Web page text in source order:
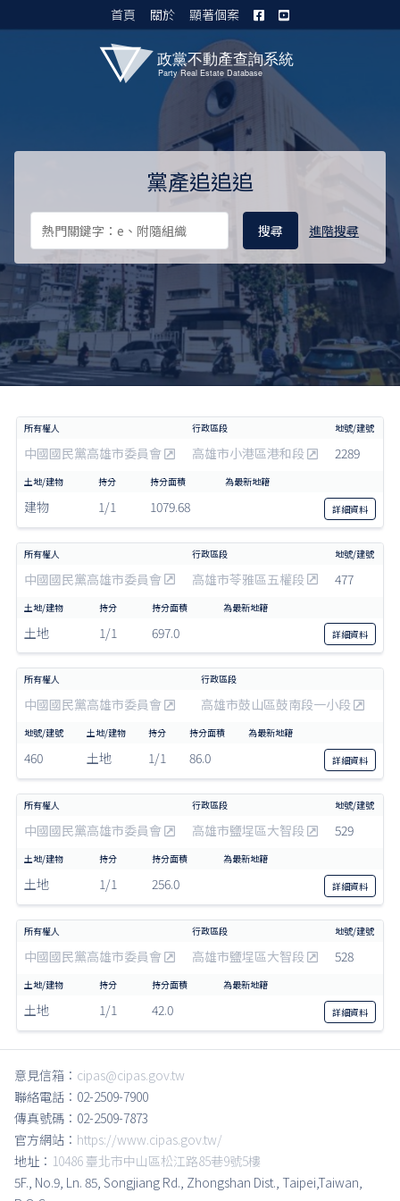
首頁 關於 顯著個案
黨產追追追
進階搜尋
中國國民黨高雄市委員會 高雄市小港區港和段 2289
建物 1/1 1079.68 詳細資料
中國國民黨高雄市委員會 高雄市苓雅區五權段 477
土地 1/1 697.0 詳細資料
中國國民黨高雄市委員會 高雄市鼓山區鼓南段一小段
460 土地 1/1 86.0 詳細資料
中國國民黨高雄市委員會 高雄市鹽埕區大智段 529
土地 1/1 256.0 詳細資料
中國國民黨高雄市委員會 高雄市鹽埕區大智段 528
土地 1/1 42.0 詳細資料
意見信箱： cipas@cipas.gov.tw
聯絡電話：02-2509-7900
傳真號碼：02-2509-7873
官方網站： https://www.cipas.gov.tw/
地址： 10486 臺北市中山區松江路85巷9號5樓
5F., No.9, Ln. 85, Songjiang Rd., Zhongshan Dist., Taipei,Taiwan,